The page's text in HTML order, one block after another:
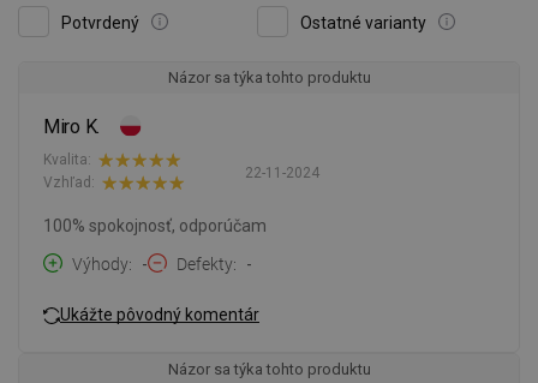
Potvrdený Ostatné varianty
Názor sa týka tohto produktu
Miro K.
22-11-2024
Kvalita:
Vzhľad:
100% spokojnosť, odporúčam
Výhody
- Defekty -
Ukážte pôvodný komentár
Názor sa týka tohto produktu